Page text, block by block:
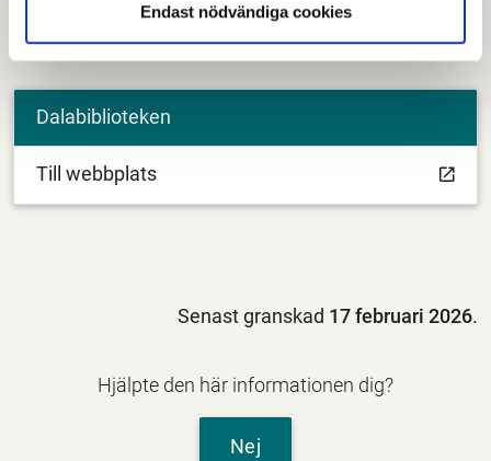
Endast nödvändiga cookies
För mer information se Dalabibliotekens hemsida.
Dalabiblioteken
Till webbplats
Senast granskad 17 februari 2026.
Hjälpte den här informationen dig?
Nej